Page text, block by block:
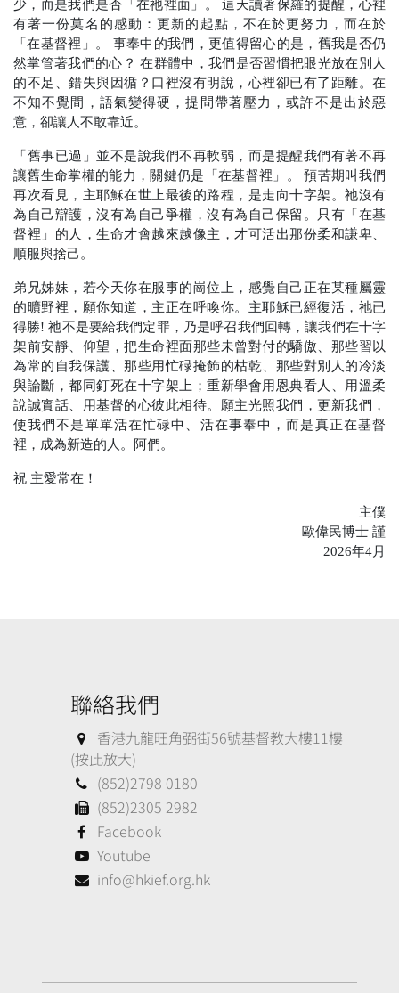
少，而是我們是否「在祂裡面」。
這天讀著保羅的提醒，心裡
有著一份莫名的感動：更新的起點，不在於更努力，而在於
「在基督裡」。
事奉中的我們，更值得留心的是，舊我是否仍
然掌管著我們的心？ 在群體中，我們是否習慣把眼光放在別人
的不足、錯失與因循？口裡沒有明說，心裡卻已有了距離。在
不知不覺間，語氣變得硬，提問帶著壓力，或許不是出於惡
意，卻讓人不敢靠近。
「舊事已過」並不是說我們不再軟弱，而是提醒我們有著不再
讓舊生命掌權的能力，關鍵仍是「在基督裡」。
預苦期叫我們
再次看見，主耶穌在世上最後的路程，是走向十字架。祂沒有
為自己辯護，沒有為自己爭權，沒有為自己保留。只有「在基
督裡」的人，生命才會越來越像主，才可活出那份柔和謙卑、
順服與捨己。
弟兄姊妹，若今天你在服事的崗位上，感覺自己正在某種屬靈
的曠野裡，願你知道，主正在呼喚你。主耶穌已經復活，祂已
得勝!祂不是要給我們定罪，乃是呼召我們回轉，讓我們在十字
架前安靜、仰望，把生命裡面那些未曾對付的驕傲、那些習以
為常的自我保護、那些用忙碌掩飾的枯乾、那些對別人的冷淡
與論斷，都同釘死在十字架上；重新學會用恩典看人、用溫柔
說誠實話、用基督的心彼此相待。願主光照我們，更新我們，
使我們不是單單活在忙碌中、活在事奉中，而是真正在基督
裡，成為新造的人。阿們。
祝 主愛常在！
主僕
歐偉民博士 謹
2026年4月
聯絡我們
香港九龍旺角弼街56號基督教大樓11樓
(按此放大)
(852)2798 0180
(852)2305 2982
Facebook
Youtube
info@hkief.org.hk